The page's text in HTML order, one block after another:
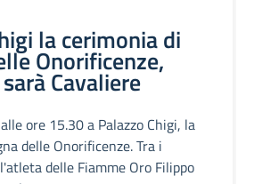
la cerimonia di
Onorificenze,
Cavaliere
ore 15.30 a Palazzo Chigi, la
delle Onorificenze. Tra i
delle Fiamme Oro Filippo